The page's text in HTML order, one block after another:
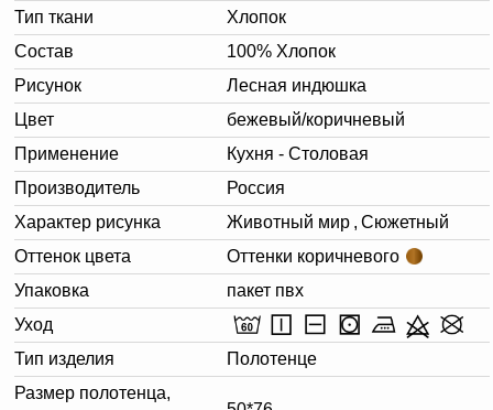
Тип ткани
Хлопок
Состав
100% Хлопок
Рисунок
Лесная индюшка
Цвет
бежевый/коричневый
Применение
Кухня - Столовая
Производитель
Россия
Характер рисунка
Животный мир , Сюжетный
Оттенок цвета
Оттенки коричневого
Упаковка
пакет пвх
Уход
Тип изделия
Полотенце
Размер полотенца,